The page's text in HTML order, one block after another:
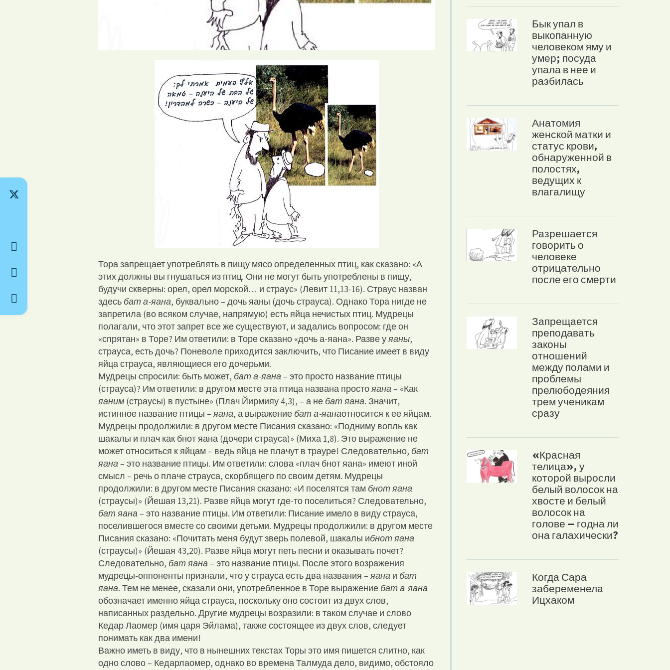
Тора запрещает употреблять в пищу мясо определенных птиц, как сказано: «А
этих должны вы гнушаться из птиц. Они не могут быть употреблены в пищу,
будучи скверны: орел, орел морской… и страус» (Левит 11,13-16). Страус назван
здесь бат а-яана, буквально – дочь яаны (дочь страуса). Однако Тора нигде не
запретила (во всяком случае, напрямую) есть яйца нечистых птиц. Мудрецы
полагали, что этот запрет все же существуют, и задались вопросом: где он
«спрятан» в Торе? Им ответили: в Торе сказано «дочь а-яана». Разве уяаны,
страуса, есть дочь? Поневоле приходится заключить, что Писание имеет в виду
яйца страуса, являющиеся его дочерьми.
Мудрецы спросили: быть может, бат а-яана– это просто название птицы
(страуса)? Им ответили: в другом месте эта птица названа простояана– «Как
яаним (страусы) в пустыне» (Плач Йирмияу 4,3), – а не бат яана. Значит,
истинное название птицы –яана, а выражение бат а-яанаотносится к ее яйцам.
Мудрецы продолжили: в другом месте Писания сказано: «Подниму вопль как
шакалы и плач как бнот яана (дочери страуса)» (Миха 1,8). Это выражение не
может относиться к яйцам – ведь яйца не плачут в трауре! Следовательно, бат
яана– это название птицы. Им ответили: слова «плач бнот яана» имеют иной
смысл – речь о плаче страуса, скорбящего по своим детям. Мудрецы
продолжили: в другом месте Писания сказано: «И поселятся там бнот яана
(страусы)» (Йешая 13,21). Разве яйца могут где-то поселиться? Следовательно,
бат яана– это название птицы. Им ответили: Писание имело в виду страуса,
поселившегося вместе со своими детьми. Мудрецы продолжили: в другом месте
Писания сказано: «Почитать меня будут зверь полевой, шакалы ибнот яана
(страусы)» (Йешая 43,20). Разве яйца могут петь песни и оказывать почет?
Следовательно, бат яана– это название птицы. После этого возражения
мудрецы-оппоненты признали, что у страуса есть два названия –яана и бат
яана. Тем не менее, сказали они, употребленное в Торе выражение бат а-яана
обозначает именно яйца страуса, поскольку оно состоит из двух слов,
написанных раздельно. Другие мудрецы возразили: в таком случае и слово
Кедар Лаомер (имя царя Эйлама), также состоящее из двух слов, следует
понимать как два имени!
Важно иметь в виду, что в нынешних текстах Торы это имя пишется слитно, как
одно слово – Кедарлаомер, однако во времена Талмуда дело, видимо, обстояло
Бык упал в
выкопанную
человеком яму и
умер; посуда
упала в нее и
разбилась
Анатомия
женской матки и
статус крови,
обнаруженной в
полостях,
ведущих к
влагалищу
Разрешается
говорить о
человеке
отрицательно
после его смерти
Запрещается
преподавать
законы
отношений
между полами и
проблемы
прелюбодеяния
трем ученикам
сразу
«Красная
телица», у
которой выросли
белый волосок на
хвосте и белый
волосок на
голове – годна ли
она галахически?
Когда Сара
забеременела
Ицхаком